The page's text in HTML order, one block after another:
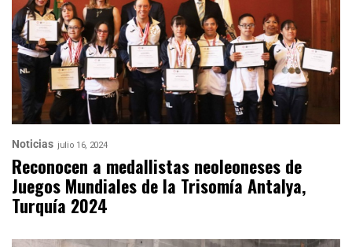
Noticias julio 16, 2024
Reconocen a medallistas neoleoneses de
Juegos Mundiales de la Trisomía Antalya,
Turquía 2024